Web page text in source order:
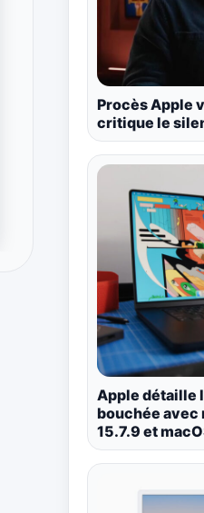
Procès Apple
critique le
Apple détaille
bouchée avec
15.7.9 et